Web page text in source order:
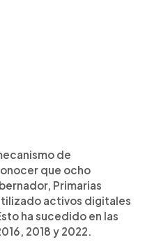
de
que ocho
Primarias
activos digitales
ha sucedido en las
2018 y 2022.